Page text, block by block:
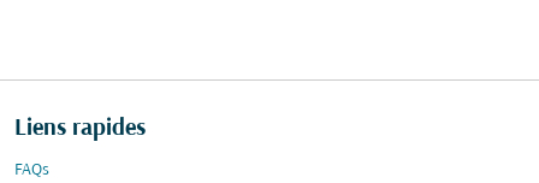
Liens rapides
FAQs